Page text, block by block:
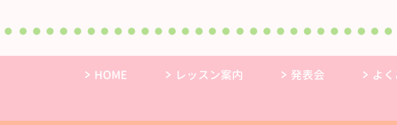
HOME レッスン案内 発表会 よ